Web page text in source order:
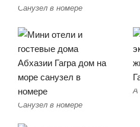
Санузел в номере
Санузел в номере
А